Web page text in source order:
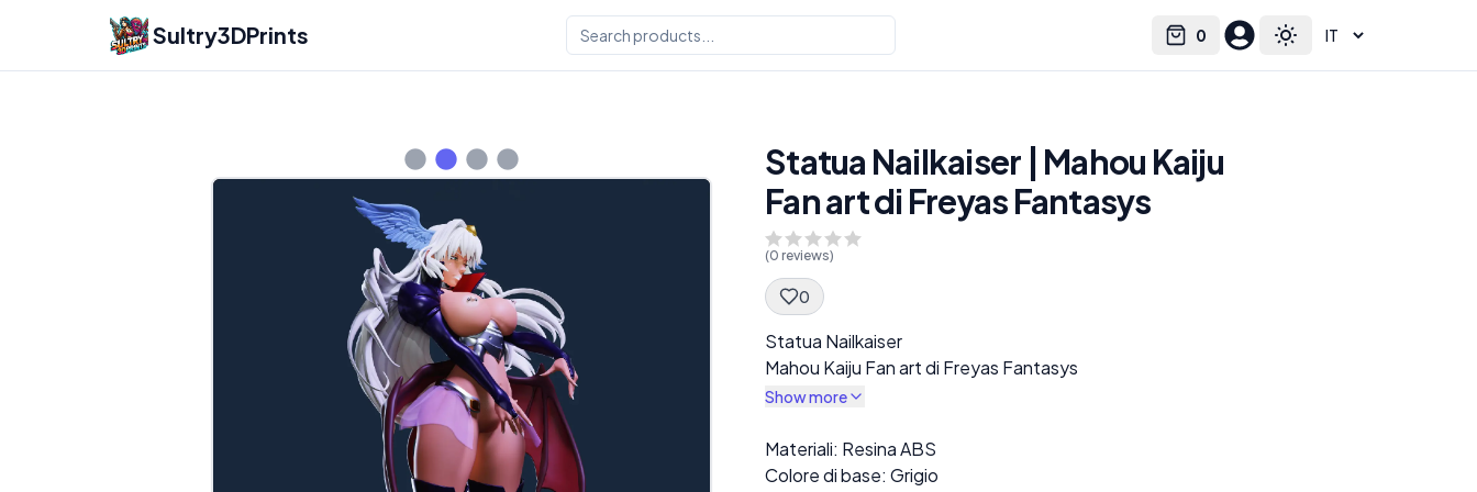
Sultry3DPrints 0
Cart Toggle theme
Select language
Statua Nailkaiser | Mahou Kaiju
Fan art di Freyas Fantasys
(0 reviews)
0
Spec Description
Statua Nailkaiser
Mahou Kaiju Fan art di Freyas Fantasys
Show more
Description
Materiali: Resina ABS
Colore di base: Grigio